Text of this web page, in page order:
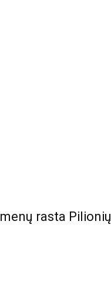
rasta Pilionių